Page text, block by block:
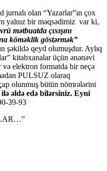
jurnalı olan “Yazarlar”ın çox
yalnız bir məqsədimiz var ki,
mәtbuatda çıxışını
kömәklik göstәrmәk”
şəkildə qeyd olumuşdur. Aylıq
kitabxanalar üçün ənənəvi
elektron formatda bir neçə
PULSUZ olaraq
olunmuş bütün nömrələrini
əldə edə bilərsiniz. Eyni
39-93